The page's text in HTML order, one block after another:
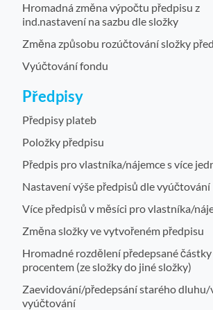
Hromadná změna výpočtu předpisu z
ind.nastavení na sazbu dle složky
Změna způsobu rozúčtování složky
Vyúčtování fondu
Předpisy
Předpisy plateb
Položky předpisu
Předpis pro vlastníka/nájemce s více
Nastavení výše předpisů dle vyúčtování
Více předpisů v měsíci pro vlastníka/
Změna složky ve vytvořeném předpisu
Hromadné rozdělení předepsané částky
procentem (ze složky do jiné složky)
Zaevidování/předepsání starého dluhu/
vyúčtování